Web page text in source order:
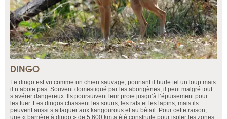
DINGO
Le dingo est vu comme un chien sauvage, pourtant il hurle tel un loup mais
il n’aboie pas. Souvent domestiqué par les aborigènes, il peut malgré tout
s’avérer dangereux. Ils poursuivent leur proie jusqu’à l’épuisement pour
les tuer. Les dingos chassent les souris, les rats et les lapins, mais ils
peuvent aussi s’attaquer aux kangourous et au bétail. Pour cette raison,
une « barrière à dingo » de 5,600 km a été construite pour isoler les zones